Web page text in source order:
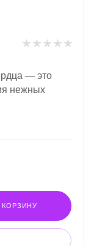
— это
нежных
КОРЗИНУ